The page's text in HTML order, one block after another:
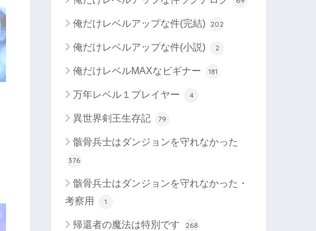
俺だけレベルアップな件(完結) 202
俺だけレベルアップな件(小説) 2
俺だけレベルMAXなビギナー 181
万年レベル１プレイヤー 4
異世界剣王生存記 79
骸骨兵士はダンジョンを守れなかった
376
骸骨兵士はダンジョンを守れなかった・
考察用
1
帰還者の魔法は特別です 268